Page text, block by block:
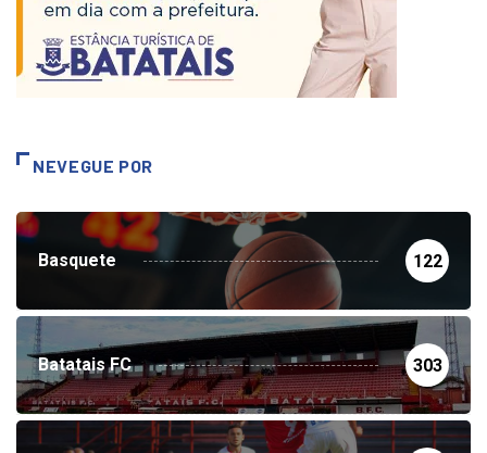
NEVEGUE POR
Basquete 122
Batatais FC 303